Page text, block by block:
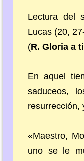
Lectura del
Lucas (20,
(R. Gloria a
En aquel
saduceos,
resurrección,
«Maestro,
uno se le